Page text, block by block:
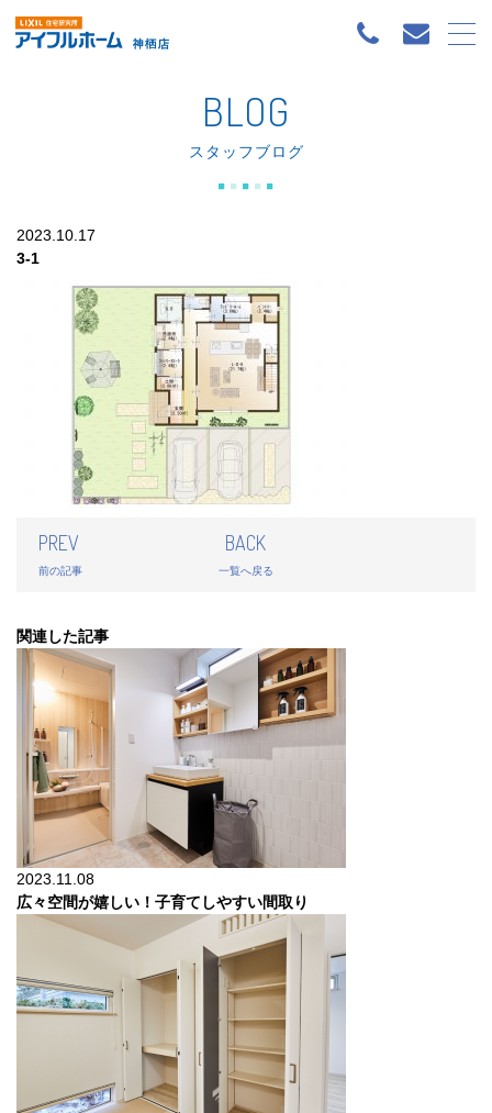
BLOG
スタッフブログ
2023.10.17
3-1
PREV
前の記事
BACK
一覧へ戻る
関連した記事
2023.11.08
広々空間が嬉しい！子育てしやすい間取り